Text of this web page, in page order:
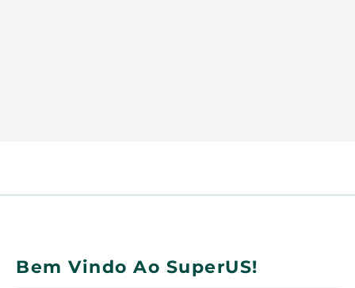
Bem Vindo Ao SuperUS!